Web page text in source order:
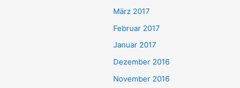
März 2017
Februar 2017
Januar 2017
Dezember 2016
November 2016